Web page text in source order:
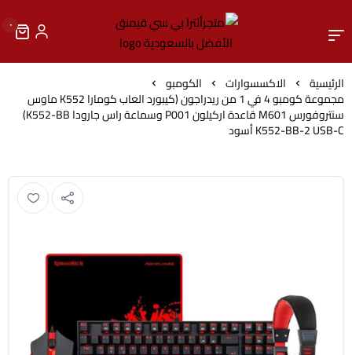
متجرألترا بي سي قيمنق
٠
الرئيسية الاكسسوارات الكومبو
مجموعة كومبو 4 في 1 من ريدراجون (كيبورد العاب كومارا K552 ماوس
سنتروفورس M601 قاعدة اركيلون P001 وسماعة راس جارودا K552-BB)
K552-BB-2 USB-C أسود